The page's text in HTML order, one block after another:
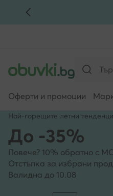
КЪМ ОСНОВНОТО
Оферти и промоции
Най-горещите летни
До -35%
Повече? 10% обратно с
Отстъпка за избрани
Валидна до 10.08